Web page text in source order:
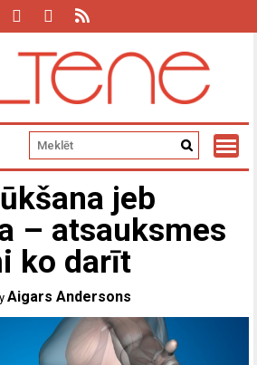
jeb
– atsauksmes
ko darīt
Aigars Andersons